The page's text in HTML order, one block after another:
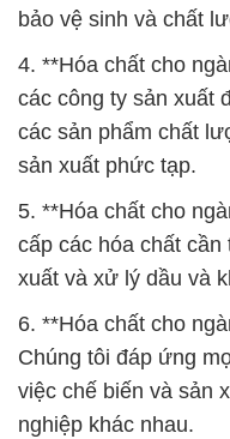
bảo vệ sinh và chất
4. **Hóa chất cho
các công ty sản xuất
các sản phẩm chất
sản xuất phức tạp.
5. **Hóa chất cho
cấp các hóa chất cần
xuất và xử lý dầu và
6. **Hóa chất cho
Chúng tôi đáp ứng
việc chế biến và sản
nghiệp khác nhau.